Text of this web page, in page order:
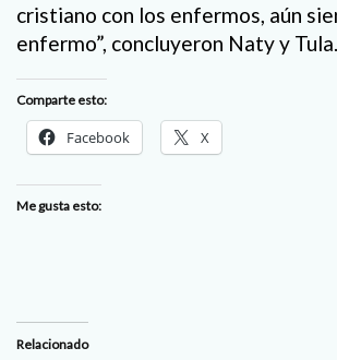
cristiano con los enfermos, aún
enfermo”, concluyeron Naty y Tula.
Comparte esto:
Facebook X
Me gusta esto:
Relacionado